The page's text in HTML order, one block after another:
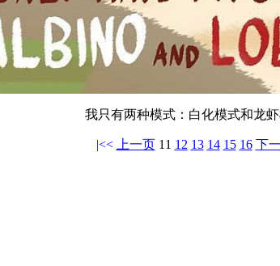
我只有两种模式：白化模式和龙
|<< 上一页 11 12 13 14 15 16 下